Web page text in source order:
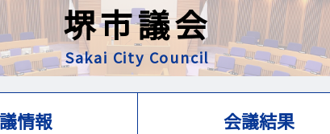
堺市議会
Sakai City Council
情報 会議結果